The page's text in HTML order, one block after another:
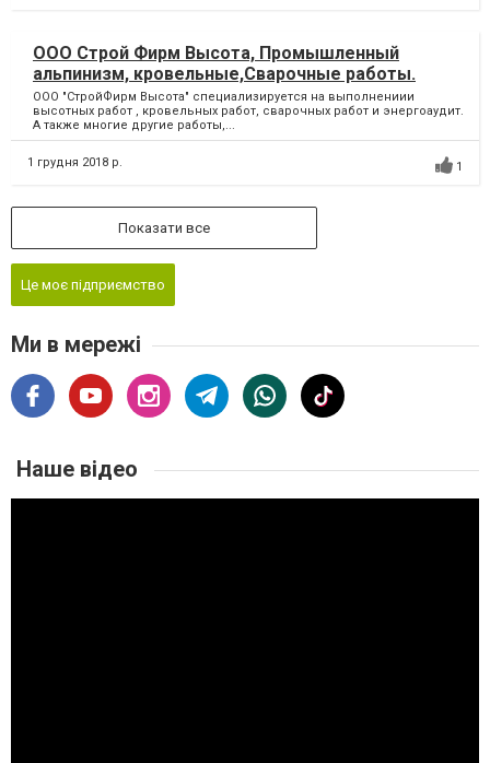
ООО Строй Фирм Высота, Промышленный
альпинизм, кровельные,Сварочные работы.
ООО "СтройФирм Высота" специализируется на выполнениии
высотных работ , кровельных работ, сварочных работ и энергоаудит.
А также многие другие работы,...
1 грудня 2018 р. 1
Показати все
Це моє підприємство
Ми в мережі
Наше відео